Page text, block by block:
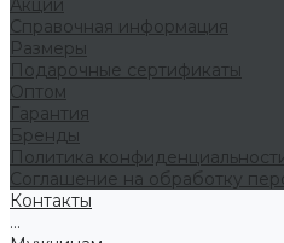
Акции
Справочная информация
Размеры
Подарочные сертификаты
Оптом
Гарантия
Бренды
Политика
Соглашение на обработку
Контакты
...